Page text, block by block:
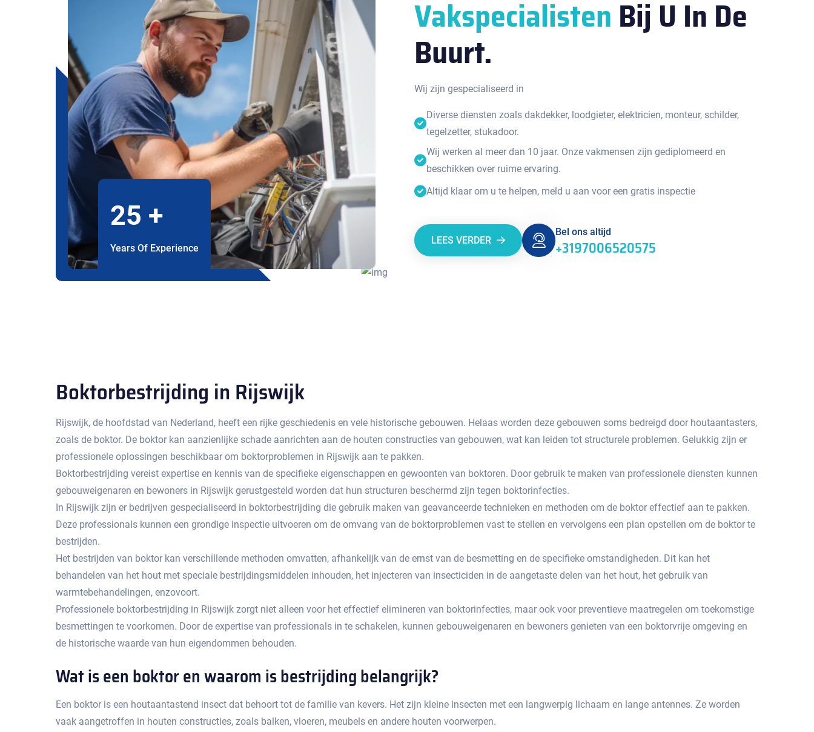
25 +
Years Of Experience
Vakspecialisten Bij U In De
Buurt.
Wij zijn gespecialiseerd in
Diverse diensten zoals dakdekker, loodgieter, elektricien, monteur, schilder,
tegelzetter, stukadoor.
Wij werken al meer dan 10 jaar. Onze vakmensen zijn gediplomeerd en
beschikken over ruime ervaring.
Altijd klaar om u te helpen, meld u aan voor een gratis inspectie
LEES VERDER
Bel ons altijd
+3197006520575
Boktorbestrijding in Rijswijk
Rijswijk, de hoofdstad van Nederland, heeft een rijke geschiedenis en vele historische gebouwen. Helaas worden deze gebouwen soms bedreigd door houtaantasters,
zoals de boktor.​ De boktor kan aanzienlijke schade aanrichten aan de houten constructies van gebouwen, wat kan leiden tot structurele problemen.​ Gelukkig zijn er
professionele oplossingen beschikbaar om boktorproblemen in Rijswijk aan te pakken.​
Boktorbestrijding vereist expertise en kennis van de specifieke eigenschappen en gewoonten van boktoren.​ Door gebruik te maken van professionele diensten kunnen
gebouweigenaren en bewoners in Rijswijk gerustgesteld worden dat hun structuren beschermd zijn tegen boktorinfecties.
In Rijswijk zijn er bedrijven gespecialiseerd in boktorbestrijding die gebruik maken van geavanceerde technieken en methoden om de boktor effectief aan te pakken.​
Deze professionals kunnen een grondige inspectie uitvoeren om de omvang van de boktorproblemen vast te stellen en vervolgens een plan opstellen om de boktor te
bestrijden.​
Het bestrijden van boktor kan verschillende methoden omvatten, afhankelijk van de ernst van de besmetting en de specifieke omstandigheden.​ Dit kan het
behandelen van het hout met speciale bestrijdingsmiddelen inhouden, het injecteren van insecticiden in de aangetaste delen van het hout, het gebruik van
warmtebehandelingen, enzovoort.​
Professionele boktorbestrijding in Rijswijk zorgt niet alleen voor het effectief elimineren van boktorinfecties, maar ook voor preventieve maatregelen om toekomstige
besmettingen te voorkomen.​ Door de expertise van professionals in te schakelen, kunnen gebouweigenaren en bewoners genieten van een boktorvrije omgeving en
de historische waarde van hun eigendommen behouden.​
Wat is een boktor en waarom is bestrijding belangrijk?​
Een boktor is een houtaantastend insect dat behoort tot de familie van kevers.​ Het zijn kleine insecten met een langwerpig lichaam en lange antennes.​ Ze worden
vaak aangetroffen in houten constructies, zoals balken, vloeren, meubels en andere houten voorwerpen.​